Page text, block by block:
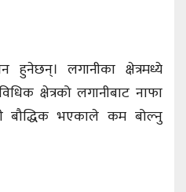
लगानीका क्षेत्रमध्ये
क्षेत्रको लगानीबाट नाफा
बौद्धिक भएकाले कम बोल्नु